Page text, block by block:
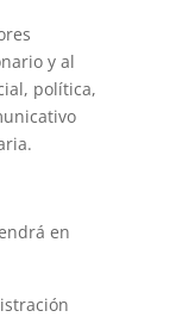
y al
política,
en